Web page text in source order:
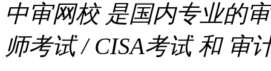
中审网校 是国内专业的
师考试 / CISA考试 和 审